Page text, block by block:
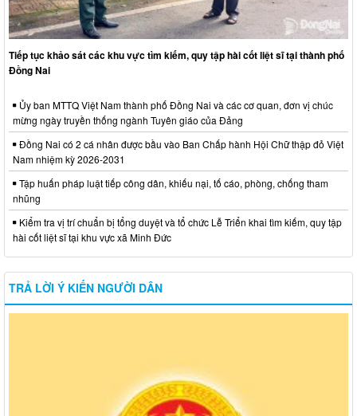
Tiếp tục khảo sát các khu vực tìm kiếm, quy tập hài cốt liệt sĩ tại thành phố
Đồng Nai
Ủy ban MTTQ Việt Nam thành phố Đồng Nai và các cơ quan, đơn vị chúc
mừng ngày truyền thống ngành Tuyên giáo của Đảng
Đồng Nai có 2 cá nhân được bầu vào Ban Chấp hành Hội Chữ thập đỏ Việt
Nam nhiệm kỳ 2026-2031
Tập huấn pháp luật tiếp công dân, khiếu nại, tố cáo, phòng, chống tham
nhũng
Kiểm tra vị trí chuẩn bị tổng duyệt và tổ chức Lễ Triển khai tìm kiếm, quy tập
hài cốt liệt sĩ tại khu vực xã Minh Đức
TRẢ LỜI Ý KIẾN NGƯỜI DÂN